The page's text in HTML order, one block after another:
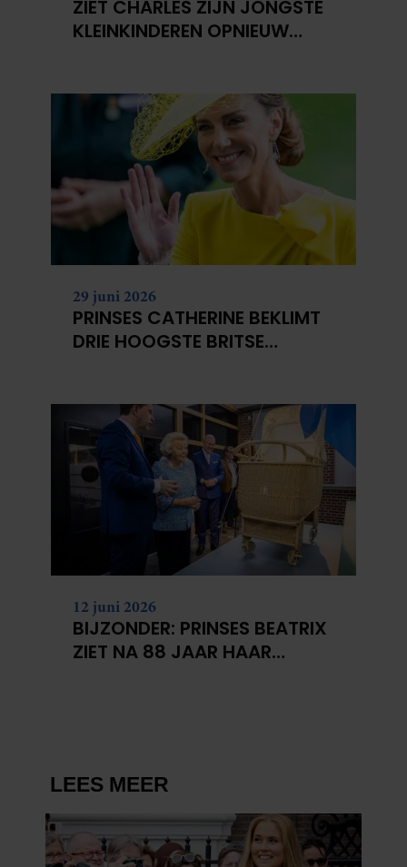
ZIET CHARLES ZIJN JONGSTE
KLEINKINDEREN OPNIEUW
29 juni 2026
PRINSES CATHERINE BEKLIMT
DRIE HOOGSTE BRITSE
12 juni 2026
BIJZONDER: PRINSES BEATRIX
ZIET NA 88 JAAR HAAR